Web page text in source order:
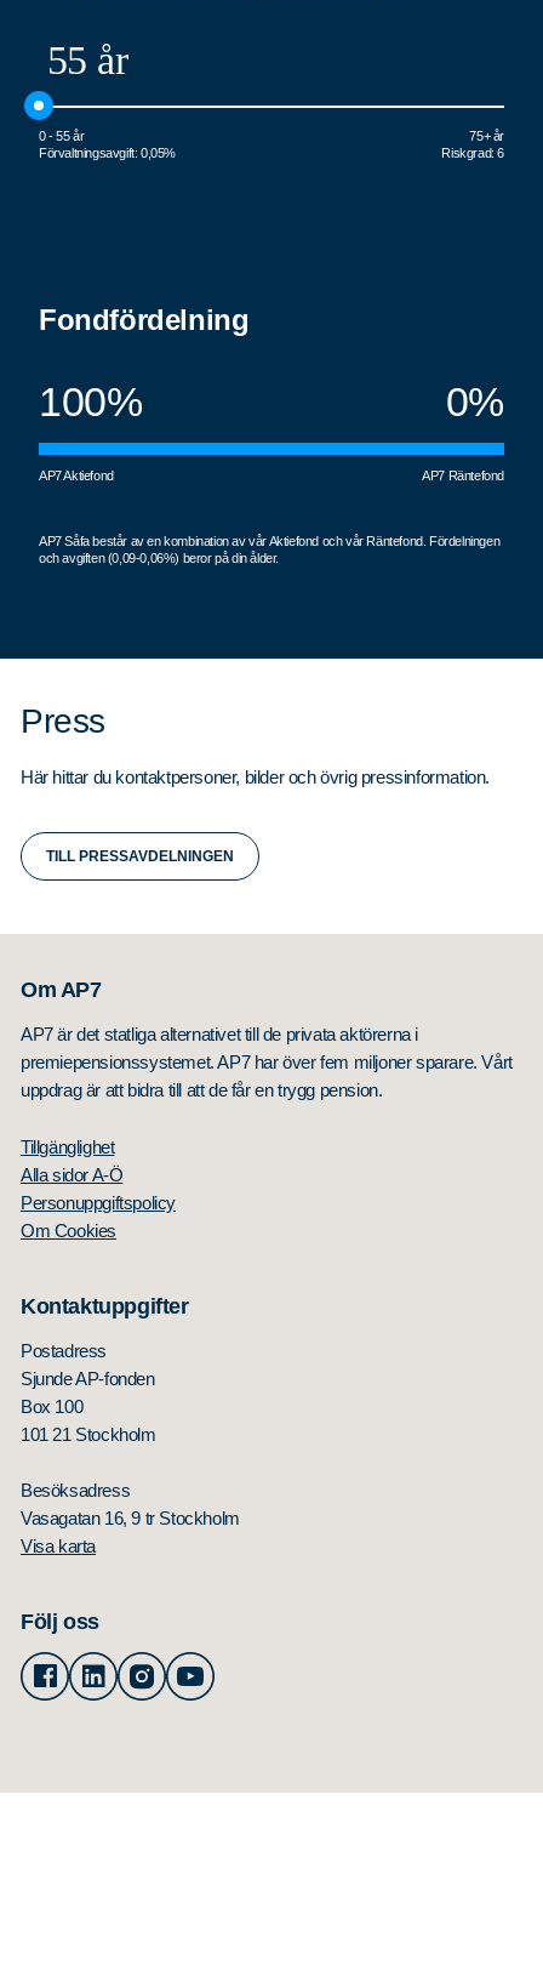
55 år
0 - 55 år
Förvaltningsavgift: 0,05%
75+ år
Riskgrad:6
Fondfördelning
100% 0%
AP7 Aktiefond AP7 Räntefond
AP7 Såfa består av en kombination av vår Aktiefond och vår Räntefond. Fördelningen
och avgiften (0,09-0,06%) beror på din ålder.
Press
Här hittar du kontaktpersoner, bilder och övrig pressinformation.
TILL PRESSAVDELNINGEN
Om AP7
AP7 är det statliga alternativet till de privata aktörerna i
premiepensionssystemet. AP7 har över fem miljoner sparare. Vårt
uppdrag är att bidra till att de får en trygg pension.
Tillgänglighet
Alla sidor A-Ö
Personuppgiftspolicy
Om Cookies
Kontaktuppgifter
Postadress
Sjunde AP-fonden
Box 100
101 21 Stockholm
Besöksadress
Vasagatan 16, 9 tr Stockholm
Visa karta
Följ oss
FacebookLinkedinInstagramYoutube